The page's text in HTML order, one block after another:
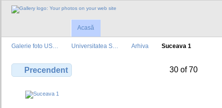
Acasă
Galerie foto US… Universitatea S… Arhiva Suceava 1
Precendent 30 of 70